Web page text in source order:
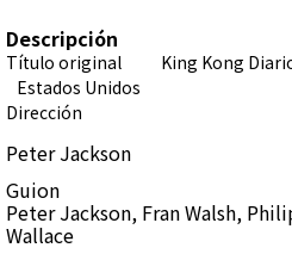
Descripción
Título original King Kong
Estados Unidos
Dirección
Peter Jackson
Guion
Peter Jackson, Fran Walsh,
Wallace